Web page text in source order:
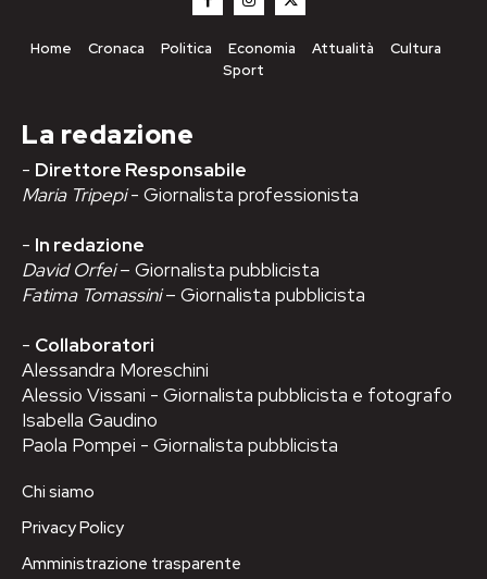
Home Cronaca Politica Economia Attualità
Cultura
Sport
La redazione
- Direttore Responsabile
Maria Tripepi- Giornalista professionista
- In redazione
David Orfei– Giornalista pubblicista
Fatima Tomassini– Giornalista pubblicista
- Collaboratori
Alessandra Moreschini
Alessio Vissani - Giornalista pubblicista e fotografo
Isabella Gaudino
Paola Pompei - Giornalista pubblicista
Chi siamo
Privacy Policy
Amministrazione trasparente